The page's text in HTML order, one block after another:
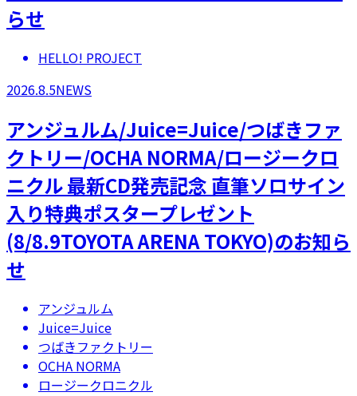
らせ
HELLO! PROJECT
2026.8.5NEWS
アンジュルム/Juice=Juice/つばきファ
クトリー/OCHA NORMA/ロージークロ
ニクル 最新CD発売記念 直筆ソロサイン
入り特典ポスタープレゼント
(8/8.9TOYOTA ARENA TOKYO)のお知ら
せ
アンジュルム
Juice=Juice
つばきファクトリー
OCHA NORMA
ロージークロニクル